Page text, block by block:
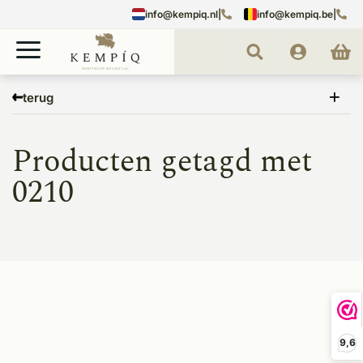
9,6
info@kempiq.nl info@kempiq.be
terug
0210
Producten getagd met
0210